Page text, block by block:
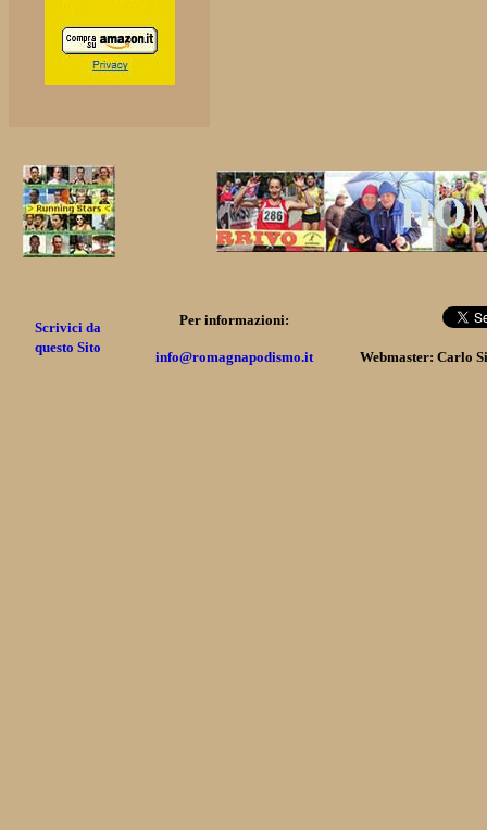
Scrivici da
questo Sito
Per informazioni:
info@romagnapodismo.it Webmaster: Carlo